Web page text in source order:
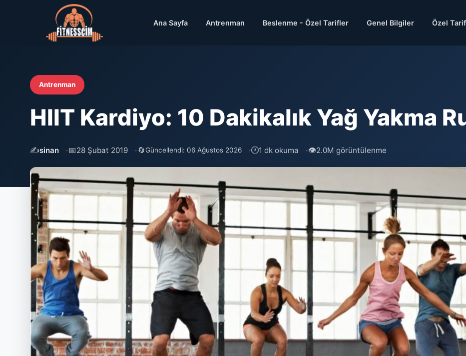
Ana Sayfa Antrenman Beslenme - Özel Tarifler Genel Bilgiler Özel
Antrenman
HIIT Kardiyo: 10 Dakikalık Yağ Yakma
✍️sinan 📅28 Şubat 2019 🔄Güncellendi: 06 Ağustos 2026 🕐1 dk okuma 👁2.0M görüntülenme